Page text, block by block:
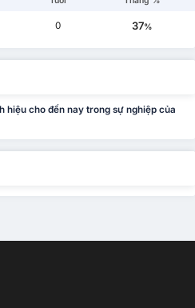
0 37%
hiệu cho đến nay trong sự nghiệp của